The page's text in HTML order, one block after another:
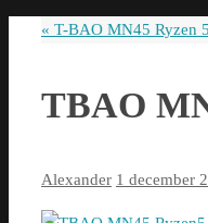
« T-BAO MN45 Ryzen
TBAO
Alexander 1 december